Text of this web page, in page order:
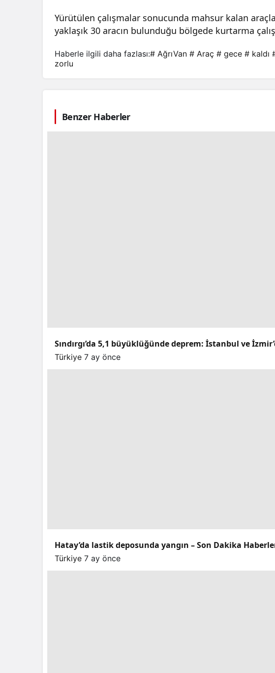
Yürütülen çalışmalar sonucunda mahsur kalan
yaklaşık 30 aracın bulunduğu bölgede kurtarma
Haberle ilgili daha fazlası:# AğrıVan # Araç # gece # kaldı
zorlu
Benzer Haberler
Sındırgı’da 5,1 büyüklüğünde deprem: İstanbul ve
Türkiye 7 ay önce
Hatay’da lastik deposunda yangın – Son Dakika
Türkiye 7 ay önce